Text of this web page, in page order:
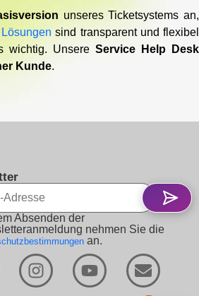
unseres Ticketsystems an,
sind transparent und flexibel
wichtig. UnsereService Help Desk
Kunde.
Absenden der
nehmen Sie die
an.